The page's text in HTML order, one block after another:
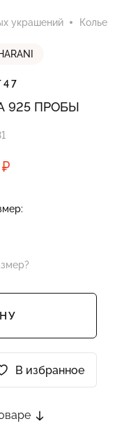
украшений Колье
925 ПРОБЫ
В избранное